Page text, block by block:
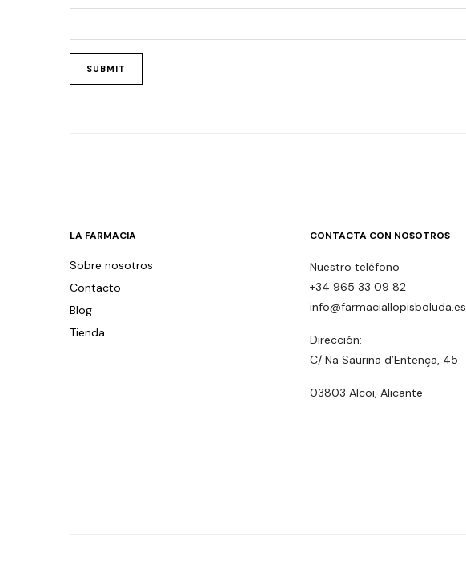
LA FARMACIA
Sobre nosotros
Contacto
Blog
Tienda
CONTACTA CON NOSOTROS
Nuestro teléfono
+34 965 33 09 82
info@farmaciallopisboluda.es
Dirección:
C/ Na Saurina d’Entença, 45
03803 Alcoi, Alicante